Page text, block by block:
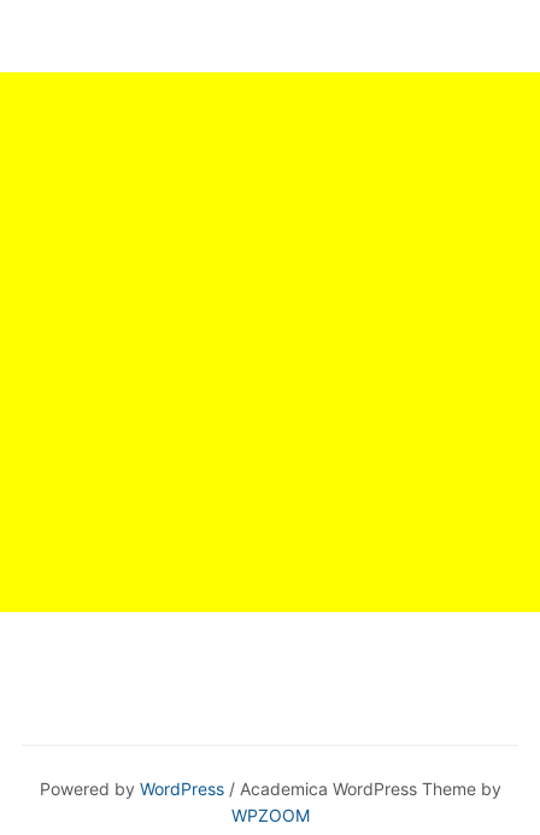
Powered by WordPress/ Academica WordPress Theme by
WPZOOM